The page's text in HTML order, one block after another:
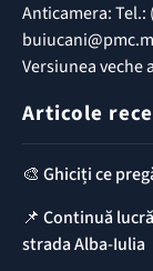
Anticamera: Tel.:
Versiunea
Articole
🎨 Ghiciți ce
📌 Continuă
strada Alba-Iulia